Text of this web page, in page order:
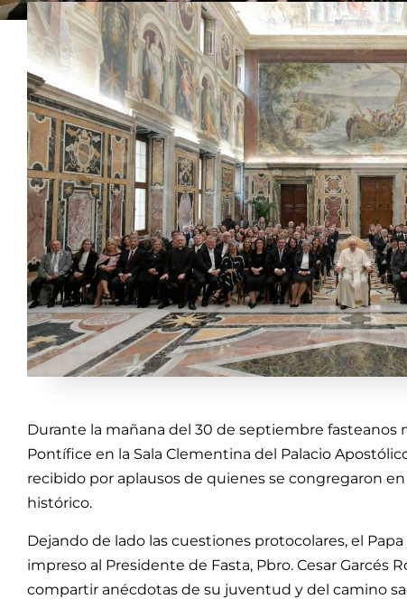
Durante la mañana del 30 de septiembre
Pontífice en la Sala Clementina del Palacio
recibido por aplausos de quienes se congregaron
histórico.
Dejando de lado las cuestiones protocolares, el
impreso al Presidente de Fasta, Pbro. Cesar Garcés
compartir anécdotas de su juventud y del camino